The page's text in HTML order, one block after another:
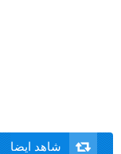
شاهد ايضا